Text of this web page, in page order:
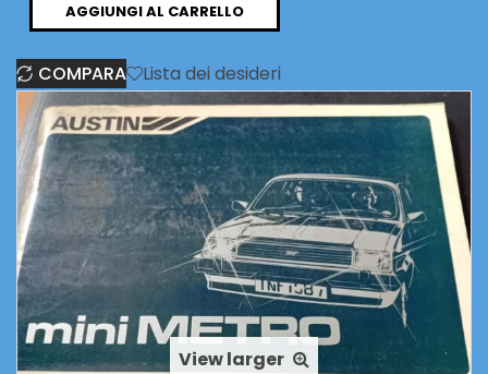
View larger
AUSTIN
MORRIS
quantità
AGGIUNGI AL CARRELLO
COMPARA Lista dei desideri